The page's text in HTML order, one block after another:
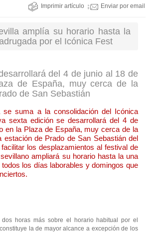
Imprimir artículo Enviar por email
amplía su horario hasta la
por el Icónica Fest
del 4 de junio al 18 de
de España, muy cerca de la
de San Sebastián
se suma a la consolidación del Icónica
sexta edición se desarrollará del 4 de
en la Plaza de España, muy cerca de la
estación de Prado de San Sebastián del
los desplazamientos al festival de
ampliará su horario hasta la una
los días laborables y domingos que
dos horas más sobre el horario habitual por el
la de mayor alcance a excepción de los